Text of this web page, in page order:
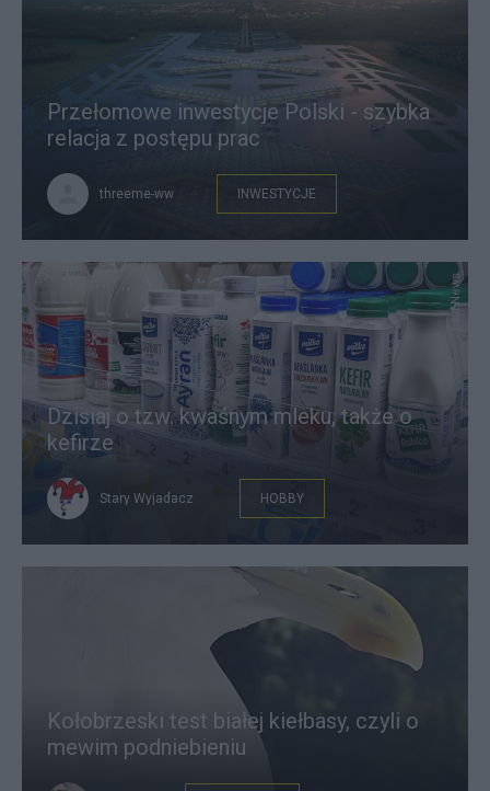
Przełomowe inwestycje Polski - szybka
relacja z postępu prac
threeme-ww INWESTYCJE
East News
Dzisiaj o tzw. kwaśnym mleku, także o
kefirze
Stary Wyjadacz HOBBY
Kołobrzeski test białej kiełbasy, czyli o
mewim podniebieniu